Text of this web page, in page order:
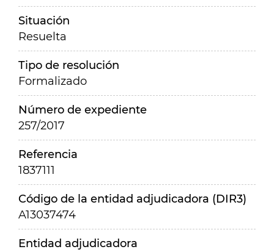
Situación
Resuelta
Tipo de resolución
Formalizado
Número de expediente
257/2017
Referencia
1837111
Código de la entidad adjudicadora (DIR3)
A13037474
Entidad adjudicadora